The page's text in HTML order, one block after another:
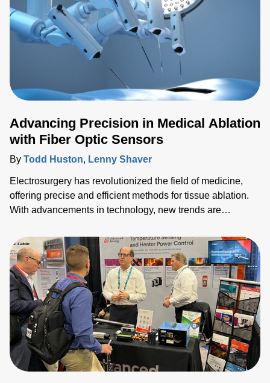
Advancing Precision in Medical Ablation
with Fiber Optic Sensors
By Todd Huston, Lenny Shaver
Electrosurgery has revolutionized the field of medicine,
offering precise and efficient methods for tissue ablation.
With advancements in technology, new trends are
surgical interventions. In this blog, we'll explore the
integration of fiber optic temperature (FOT) sensors within
medical ablation applications, shedding light on their
importanc